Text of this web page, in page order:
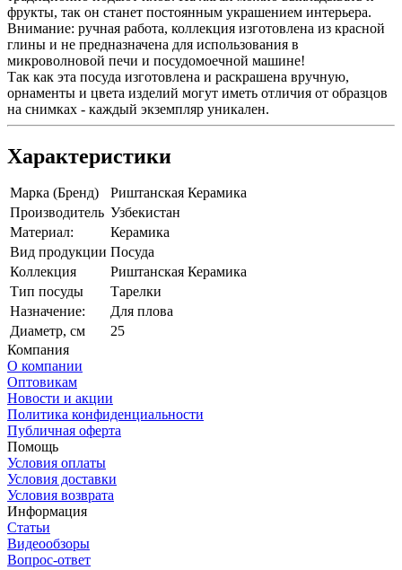
фрукты, так он станет постоянным украшением интерьера.
Внимание: ручная работа, коллекция изготовлена из красной
глины и не предназначена для использования в
микроволновой печи и посудомоечной машине!
Так как эта посуда изготовлена и раскрашена вручную,
орнаменты и цвета изделий могут иметь отличия от образцов
на снимках - каждый экземпляр уникален.
Характеристики
Марка (Бренд)
Риштанская Керамика
Производитель Узбекистан
Материал:
Керамика
Вид продукции Посуда
Коллекция
Риштанская Керамика
Тип посуды
Тарелки
Назначение:
Для плова
Диаметр, см
25
Компания
О компании
Оптовикам
Новости и акции
Политика конфиденциальности
Публичная оферта
Помощь
Условия оплаты
Условия доставки
Условия возврата
Информация
Статьи
Видеообзоры
Вопрос-ответ